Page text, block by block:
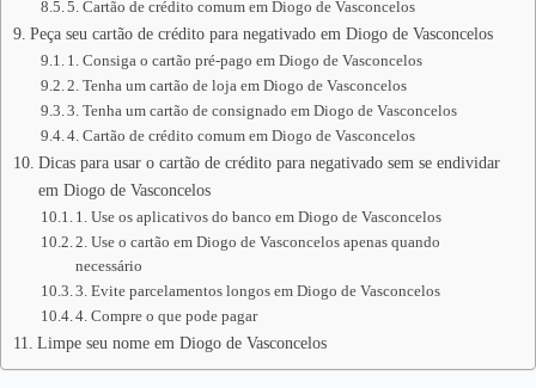
5. Cartão de crédito comum em Diogo de Vasconcelos
Peça seu cartão de crédito para negativado em Diogo de Vasconcelos
1. Consiga o cartão pré-pago em Diogo de Vasconcelos
2. Tenha um cartão de loja em Diogo de Vasconcelos
3. Tenha um cartão de consignado em Diogo de Vasconcelos
4. Cartão de crédito comum em Diogo de Vasconcelos
Dicas para usar o cartão de crédito para negativado sem se endividar
em Diogo de Vasconcelos
1. Use os aplicativos do banco em Diogo de Vasconcelos
2. Use o cartão em Diogo de Vasconcelos apenas quando
necessário
3. Evite parcelamentos longos em Diogo de Vasconcelos
4. Compre o que pode pagar
Limpe seu nome em Diogo de Vasconcelos